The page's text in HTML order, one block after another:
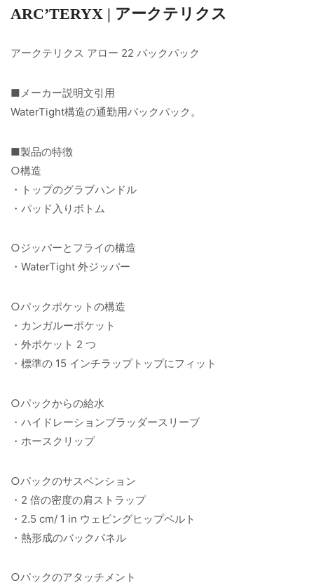
ARC’TERYX | アークテリクス
アークテリクス アロー 22 バックパック
■メーカー説明文引用
WaterTight構造の通勤用バックパック。
■製品の特徴
○構造
・トップのグラブハンドル
・パッド入りボトム
○ジッパーとフライの構造
・WaterTight 外ジッパー
○パックポケットの構造
・カンガルーポケット
・外ポケット 2 つ
・標準の 15 インチラップトップにフィット
○パックからの給水
・ハイドレーションブラッダースリーブ
・ホースクリップ
○パックのサスペンション
・2 倍の密度の肩ストラップ
・2.5 cm/ 1 in ウェビングヒップベルト
・熱形成のバックパネル
○パックのアタッチメント